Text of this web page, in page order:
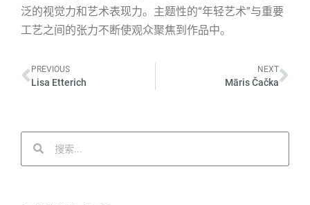
泛的视觉力和艺术表现力。主题性的“年轻艺术”与重要
工艺之间的张力不断使观众聚焦到作品中。
PREVIOUS
Lisa Etterich
NEXT
Māris Čačka